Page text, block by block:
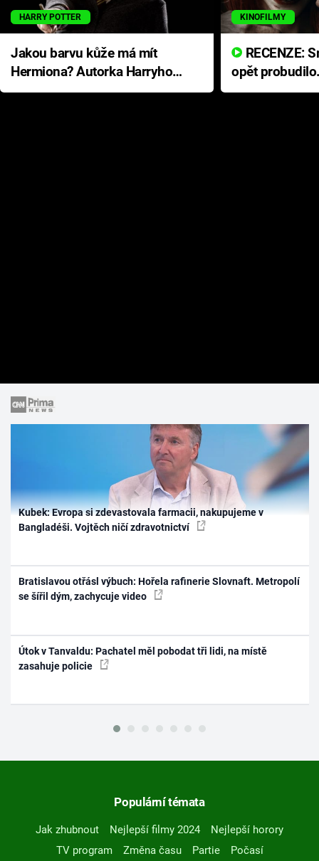
HARRY POTTER
Jakou barvu kůže má mít
Hermiona? Autorka Harryho
Pottera přišla s ráznou
KINOFILMY
opět
přichází s
Kubek: Evropa si zdevastovala farmacii, nakupujeme v
Bangladéši. Vojtěch ničí zdravotnictví
Bratislavou otřásl výbuch: Hořela rafinerie Slovnaft. Metropolí
se šířil dým, zachycuje video
Útok v Tanvaldu: Pachatel měl pobodat tři lidi, na místě
zasahuje policie
Populární témata
Jak zhubnout Nejlepší filmy 2024
Nejlepší horory
TV program
Změna času Partie
Počasí